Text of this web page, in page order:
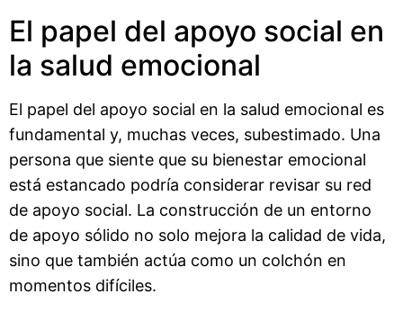
El papel del apoyo social en
la salud emocional
El papel del apoyo social en la salud emocional es
fundamental y, muchas veces, subestimado. Una
persona que siente que su bienestar emocional
está estancado podría considerar revisar su red
de apoyo social. La construcción de un entorno
de apoyo sólido no solo mejora la calidad de vida,
sino que también actúa como un colchón en
momentos difíciles.